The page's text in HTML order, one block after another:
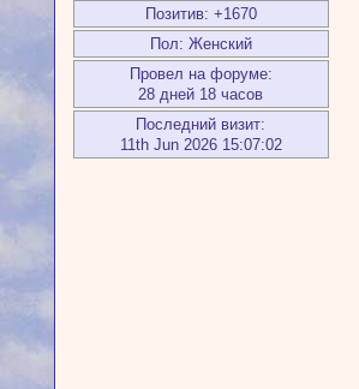
Позитив: +1670
Пол: Женский
Провел на форуме:
28 дней 18 часов
Последний визит:
11th Jun 2026 15:07:02